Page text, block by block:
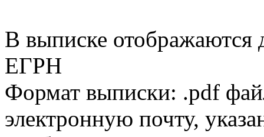
В выписке
ЕГРН
Формат выписки: .pdf
электронную почту,